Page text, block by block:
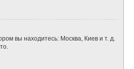
вы находитесь: Москва, Киев и т. д.